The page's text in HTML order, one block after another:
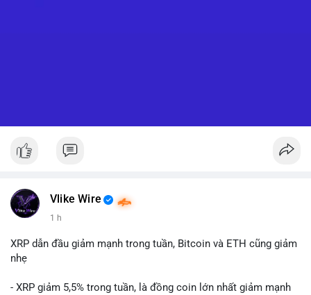
Vlike Wire
1 h
XRP dẫn đầu giảm mạnh trong tuần, Bitcoin và ETH cũng giảm
nhẹ
- XRP giảm 5,5% trong tuần, là đồng coin lớn nhất giảm mạnh